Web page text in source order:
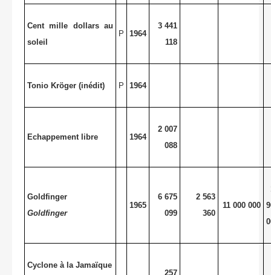
Cent mille dollars au
soleil
P 1964
3 441
118
Tonio Kröger (inédit) P 1964
Echappement libre 1964
2 007
088
Goldfinger
Goldfinger
1965
6 675
099
2 563
360
11 000 000
Cyclone à la Jamaïque
257